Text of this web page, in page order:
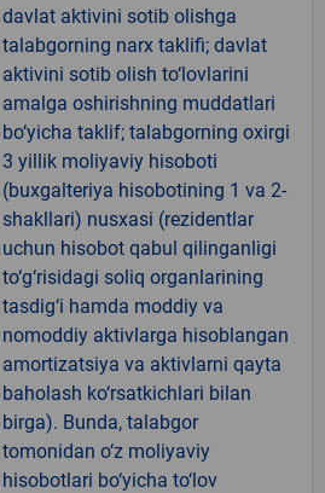
davlat aktivini sotib olishga
talabgorning narx taklifi; davlat
aktivini sotib olish to‘lovlarini
amalga oshirishning muddatlari
bo‘yicha taklif; talabgorning oxirgi
3 yillik moliyaviy hisoboti
(buxgalteriya hisobotining 1 va 2-
shakllari) nusxasi (rezidentlar
uchun hisobot qabul qilinganligi
to‘g‘risidagi soliq organlarining
tasdig‘i hamda moddiy va
nomoddiy aktivlarga hisoblangan
amortizatsiya va aktivlarni qayta
baholash ko‘rsatkichlari bilan
birga). Bunda, talabgor
tomonidan o‘z moliyaviy
hisobotlari bo‘yicha to‘lov